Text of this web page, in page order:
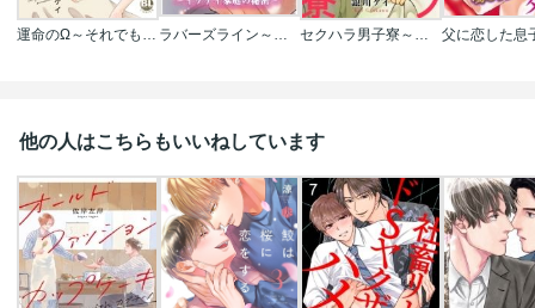
運命のΩ～それでも僕はβの君を愛す～【単行本版】 ラバーズライン～イケナイ家庭の秘密～ セクハラ男子寮～俺と先輩と理不尽なオキテ【合冊版】
他の人はこちらもいいねしています